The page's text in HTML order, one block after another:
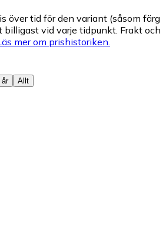
över tid för den variant (såsom färg
billigast vid varje tidpunkt. Frakt och
mer om prishistoriken.
år Allt